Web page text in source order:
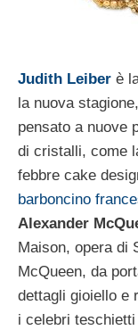
Judith Leiber è
la nuova
pensato a nuove
di cristalli, come
febbre cake
barboncino
Alexander
Maison, opera di
McQueen, da
dettagli gioiello e
i celebri